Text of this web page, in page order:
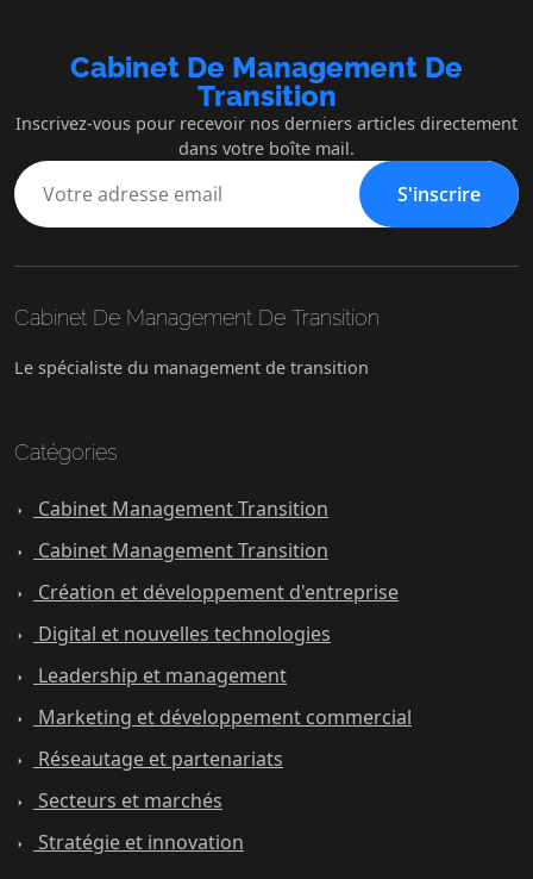
Cabinet De Management De
Transition
Inscrivez-vous pour recevoir nos derniers articles directement
dans votre boîte mail.
S'inscrire
Cabinet De Management De Transition
Le spécialiste du management de transition
Catégories
Cabinet Management Transition
Cabinet Management Transition
Création et développement d'entreprise
Digital et nouvelles technologies
Leadership et management
Marketing et développement commercial
Réseautage et partenariats
Secteurs et marchés
Stratégie et innovation